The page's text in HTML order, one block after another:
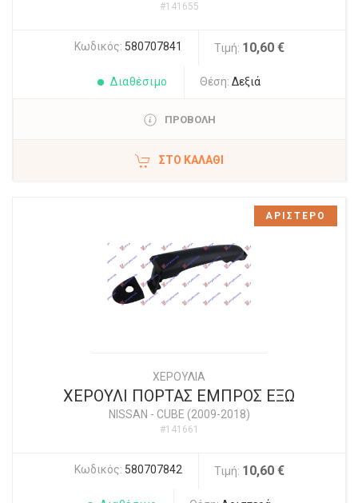
#141655
Κωδικός: 580707841 Τιμή: 10,60 €
Διαθέσιμο Θέση: Δεξιά
ΠΡΟΒΟΛΗ
ΣΤΟ ΚΑΛΆΘΙ
ΧΕΡΟΥΛΙΑ
ΧΕΡΟΥΛΙ ΠΟΡΤΑΣ ΕΜΠΡΟΣ ΕΞΩ
NISSAN - CUBE (2009-2018)
#141661
Κωδικός: 580707842 Τιμή: 10,60 €
ΑΡΙΣΤΕΡΟ